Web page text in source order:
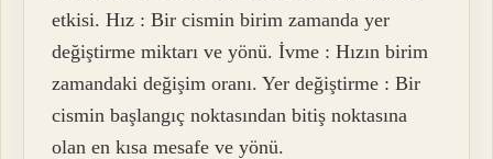
etkisi. Hız : Bir cismin birim zamanda yer
değiştirme miktarı ve yönü. İvme : Hızın birim
zamandaki değişim oranı. Yer değiştirme : Bir
cismin başlangıç noktasından bitiş noktasına
olan en kısa mesafe ve yönü.